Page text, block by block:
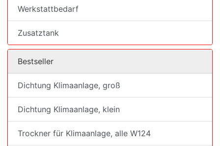
Werkstattbedarf
Zusatztank
Bestseller
Dichtung Klimaanlage, groß
Dichtung Klimaanlage, klein
Trockner für Klimaanlage, alle W124